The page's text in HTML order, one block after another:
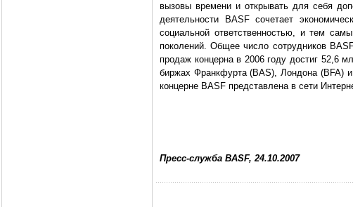
вызовы времени и открывать для себя
деятельности BASF сочетает
социальной ответственностью, и тем
поколений. Общее число сотрудников
продаж концерна в 2006 году достиг 52,6
биржах Франкфурта (BAS), Лондона (BFA)
концерне BASF представлена в сети
Пресс-служба BASF, 24.10.2007